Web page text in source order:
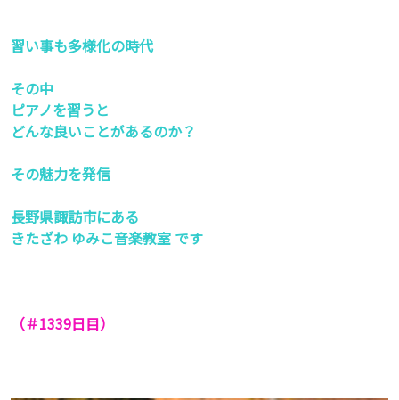
習い事も多様化の時代
その中
ピアノを習うと
どんな良いことがあるのか？
その魅力を発信
長野県諏訪市にある
きたざわ ゆみこ音楽教室 です
（＃1339日目）